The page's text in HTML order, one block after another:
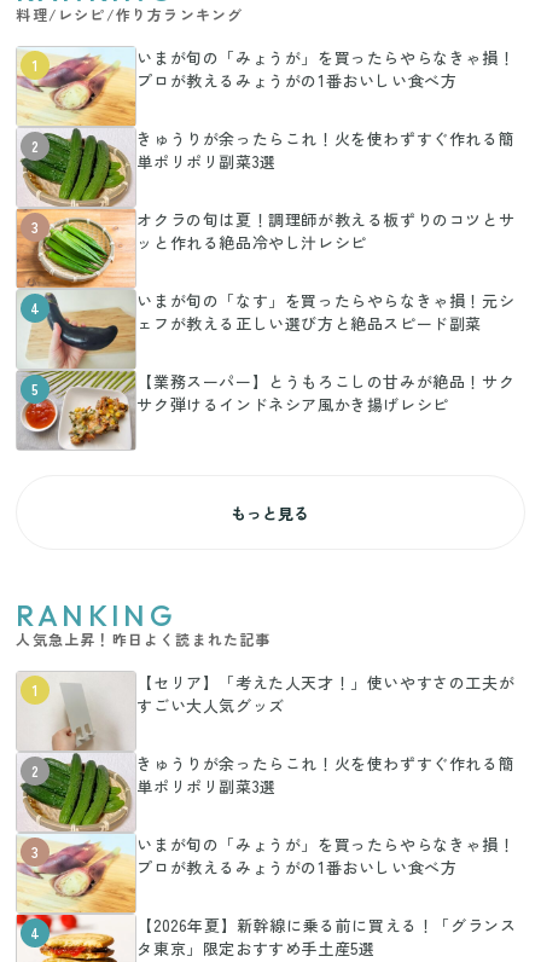
料理/レシピ/作り方ランキング
1
いまが旬の「みょうが」を買ったらやらなきゃ損！
プロが教えるみょうがの1番おいしい食べ方
2
きゅうりが余ったらこれ！火を使わずすぐ作れる簡
単ポリポリ副菜3選
3
オクラの旬は夏！調理師が教える板ずりのコツとサ
ッと作れる絶品冷やし汁レシピ
4
いまが旬の「なす」を買ったらやらなきゃ損！元シ
ェフが教える正しい選び方と絶品スピード副菜
5
【業務スーパー】とうもろこしの甘みが絶品！サク
サク弾けるインドネシア風かき揚げレシピ
もっと見る
RANKING
人気急上昇！昨日よく読まれた記事
1
【セリア】「考えた人天才！」使いやすさの工夫が
すごい大人気グッズ
2
きゅうりが余ったらこれ！火を使わずすぐ作れる簡
単ポリポリ副菜3選
3
いまが旬の「みょうが」を買ったらやらなきゃ損！
プロが教えるみょうがの1番おいしい食べ方
4
【2026年夏】新幹線に乗る前に買える！「グランス
タ東京」限定おすすめ手土産5選